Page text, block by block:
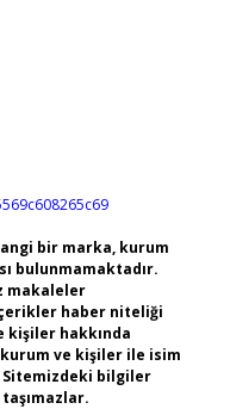
bir marka, kurum
bulunmamaktadır.
makaleler
haber niteliği
kişiler hakkında
kurum ve kişiler ile isim
bilgiler